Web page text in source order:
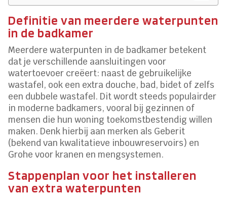
Definitie van meerdere waterpunten
in de badkamer
Meerdere waterpunten in de badkamer betekent
dat je verschillende aansluitingen voor
watertoevoer creëert: naast de gebruikelijke
wastafel, ook een extra douche, bad, bidet of zelfs
een dubbele wastafel. Dit wordt steeds populairder
in moderne badkamers, vooral bij gezinnen of
mensen die hun woning toekomstbestendig willen
maken. Denk hierbij aan merken als Geberit
(bekend van kwalitatieve inbouwreservoirs) en
Grohe voor kranen en mengsystemen.
Stappenplan voor het installeren
van extra waterpunten